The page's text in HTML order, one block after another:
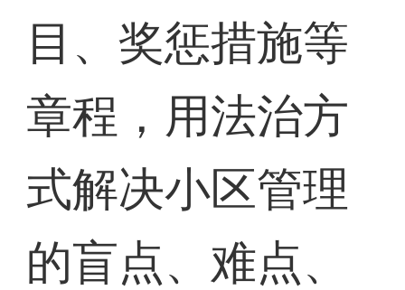
目、奖惩措施等
章程，用法治方
式解决小区管理
的盲点、难点、